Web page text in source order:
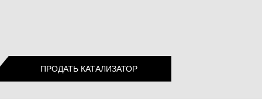
ПРОДАТЬ КАТАЛИЗАТОР